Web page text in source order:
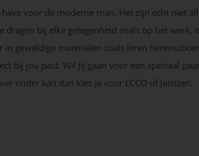
voor de moderne man. Het zijn echt niet
dragen bij elke gelegenheid zoals op het
in geweldige materialen zoals leren
bij jou past. Wil jij gaan voor een speciaal
onder kan dan kies je voor ECCO of Jenszen.